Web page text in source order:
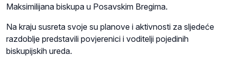
Maksimilijana biskupa u Posavskim Bregima.
Na kraju susreta svoje su planove i aktivnosti za sljedeće
razdoblje predstavili povjerenici i voditelji pojedinih
biskupijskih ureda.